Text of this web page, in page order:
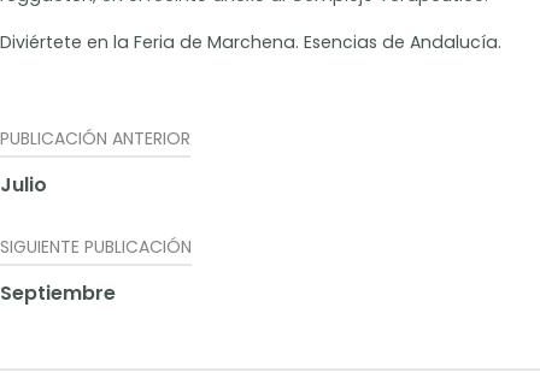
Diviértete en la Feria de Marchena. Esencias de Andalucía.
Navegación
de
entradas
PUBLICACIÓN ANTERIOR
Julio
SIGUIENTE PUBLICACIÓN
Septiembre